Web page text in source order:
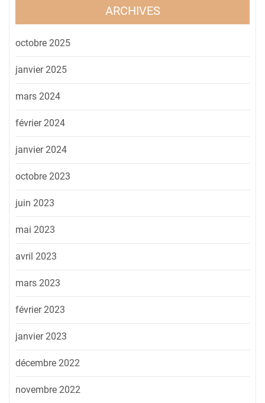
ARCHIVES
octobre 2025
janvier 2025
mars 2024
février 2024
janvier 2024
octobre 2023
juin 2023
mai 2023
avril 2023
mars 2023
février 2023
janvier 2023
décembre 2022
novembre 2022